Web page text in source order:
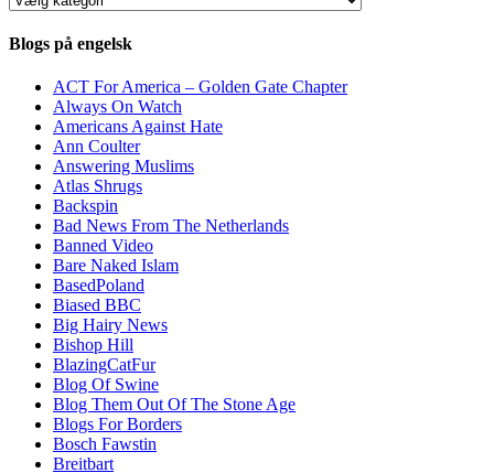
Blogs på engelsk
ACT For America – Golden Gate Chapter
Always On Watch
Americans Against Hate
Ann Coulter
Answering Muslims
Atlas Shrugs
Backspin
Bad News From The Netherlands
Banned Video
Bare Naked Islam
BasedPoland
Biased BBC
Big Hairy News
Bishop Hill
BlazingCatFur
Blog Of Swine
Blog Them Out Of The Stone Age
Blogs For Borders
Bosch Fawstin
Breitbart